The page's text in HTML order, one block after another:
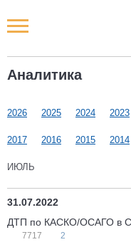
Аналитика
2026 2025 2024 2023
2017 2016 2015 2014
ИЮЛЬ
31.07.2022
ДТП по КАСКО/ОСАГО в
7717 2
Новости РФ
Наши мероприятия
Статьи